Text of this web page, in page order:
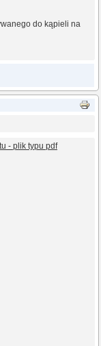
do kąpieli na
- plik typu pdf